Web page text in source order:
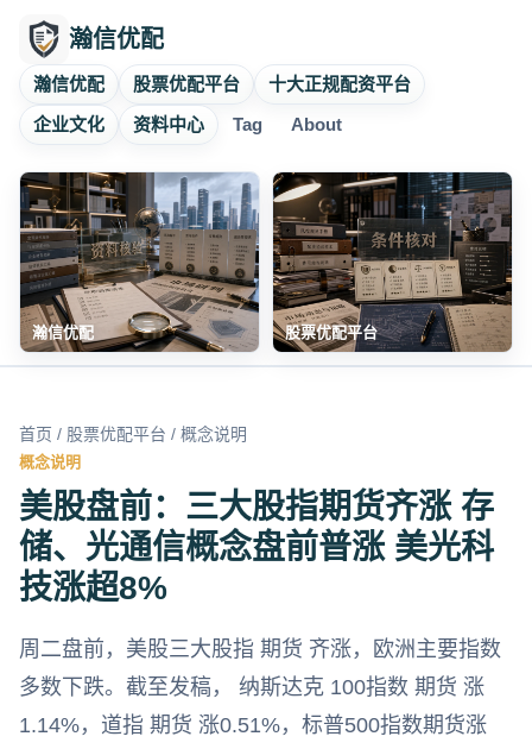
瀚信优配
瀚信优配 股票优配平台
十大正规配资平台
企业文化
资料中心 Tag About
瀚信优配 股票优配平台
首页 / 股票优配平台 / 概念说明
概念说明
美股盘前：三大股指期货齐涨 存
储、光通信概念盘前普涨 美光科
技涨超8%
周二盘前，美股三大股指 期货 齐涨，欧洲主要指数
多数下跌。截至发稿， 纳斯达克 100指数 期货 涨
1.14%，道指 期货 涨0.51%，标普500指数期货涨